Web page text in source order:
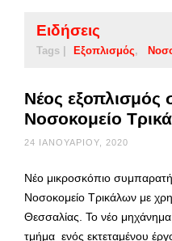
Ειδήσεις
Tags | Εξοπλισμός
Νέος εξοπλισμός
Νοσοκομείο
24 ΙΑΝΟΥΑΡΊΟΥ, 2020
Νέο μικροσκόπιο
Νοσοκομείο Τρικάλων με
Θεσσαλίας. Το νέο
τμήμα ενός εκτεταμένου